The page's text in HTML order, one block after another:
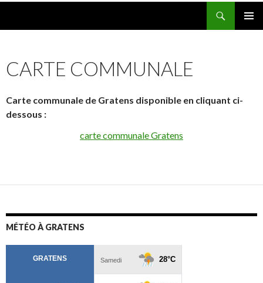
CARTE COMMUNALE
Carte communale de Gratens disponible en cliquant ci-
dessous :
carte communale Gratens
MÉTÉO À GRATENS